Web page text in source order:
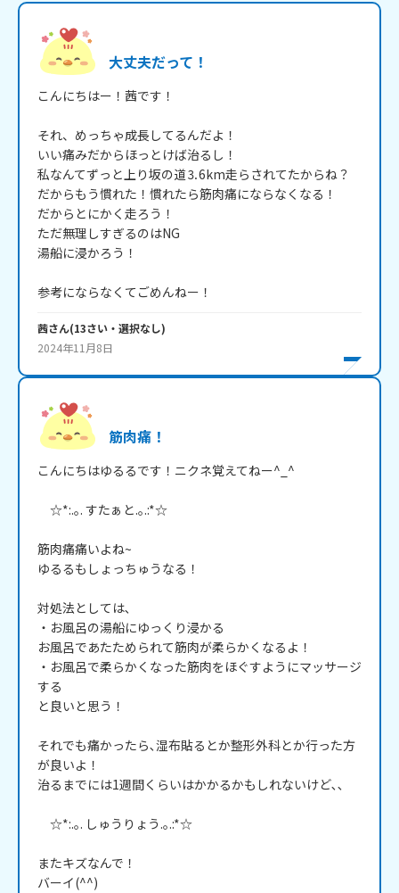
大丈夫だって！
こんにちはー！茜です！
それ、めっちゃ成長してるんだよ！
いい痛みだからほっとけば治るし！
私なんてずっと上り坂の道⒊6km走らされてたからね？
だからもう慣れた！慣れたら筋肉痛にならなくなる！
だからとにかく走ろう！
ただ無理しすぎるのはNG
湯船に浸かろう！
参考にならなくてごめんねー！
茜さん(13さい・ 選択なし)
2024年11月8日
筋肉痛！
こんにちはゆるるです！ニクネ覚えてねー^_^
☆*:.｡. すたぁと.｡.:*☆
筋肉痛痛いよね~
ゆるるもしょっちゅうなる！
対処法としては､
・お風呂の湯船にゆっくり浸かる
お風呂であたためられて筋肉が柔らかくなるよ！
・お風呂で柔らかくなった筋肉をほぐすようにマッサージ
する
と良いと思う！
それでも痛かったら､湿布貼るとか整形外科とか行った方
が良いよ！
治るまでには1週間くらいはかかるかもしれないけど､､
☆*:.｡. しゅうりょう.｡.:*☆
またキズなんで！
バーイ(^^)